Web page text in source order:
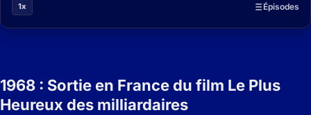
1x
Épisodes
1968 : Sortie en France du film Le Plus
Heureux des milliardaires